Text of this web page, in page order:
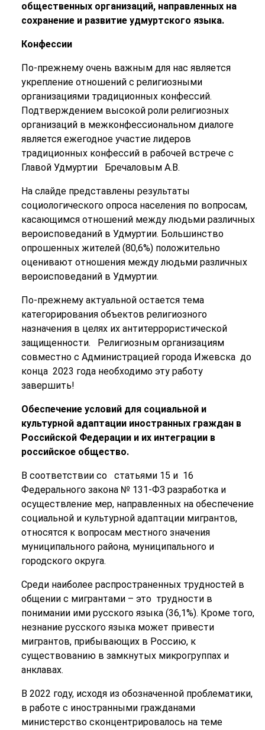
общественных организаций, направленных на
сохранение и развитие удмуртского языка.
Конфессии
По-прежнему очень важным для нас является
укрепление отношений с религиозными
организациями традиционных конфессий.
Подтверждением высокой роли религиозных
организаций в межконфессиональном диалоге
является ежегодное участие лидеров
традиционных конфессий в рабочей встрече с
Главой Удмуртии Бречаловым А.В.
На слайде представлены результаты
социологического опроса населения по вопросам,
касающимся отношений между людьми различных
вероисповеданий в Удмуртии. Большинство
опрошенных жителей (80,6%) положительно
оценивают отношения между людьми различных
вероисповеданий в Удмуртии.
По-прежнему актуальной остается тема
категорирования объектов религиозного
назначения в целях их антитеррористической
защищенности. Религиозным организациям
совместно с Администрацией города Ижевска до
конца 2023 года необходимо эту работу
завершить!
Обеспечение условий для социальной и
культурной адаптации иностранных граждан в
Российской Федерации и их интеграции в
российское общество.
В соответствии со статьями 15 и 16
Федерального закона № 131-ФЗ разработка и
осуществление мер, направленных на обеспечение
социальной и культурной адаптации мигрантов,
относятся к вопросам местного значения
муниципального района, муниципального и
городского округа.
Среди наиболее распространенных трудностей в
общении с мигрантами – это трудности в
понимании ими русского языка (36,1%). Кроме того,
незнание русского языка может привести
мигрантов, прибывающих в Россию, к
существованию в замкнутых микрогруппах и
анклавах.
В 2022 году, исходя из обозначенной проблематики,
в работе с иностранными гражданами
министерство сконцентрировалось на теме